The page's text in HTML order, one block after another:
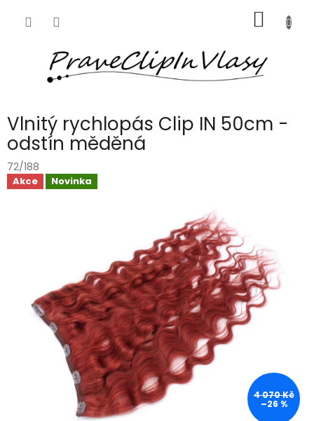
KOŠÍK
Vlnitý rychlopás Clip IN 50cm -
odstín měděná
72/188
Akce Novinka
4 070 Kč
–26 %